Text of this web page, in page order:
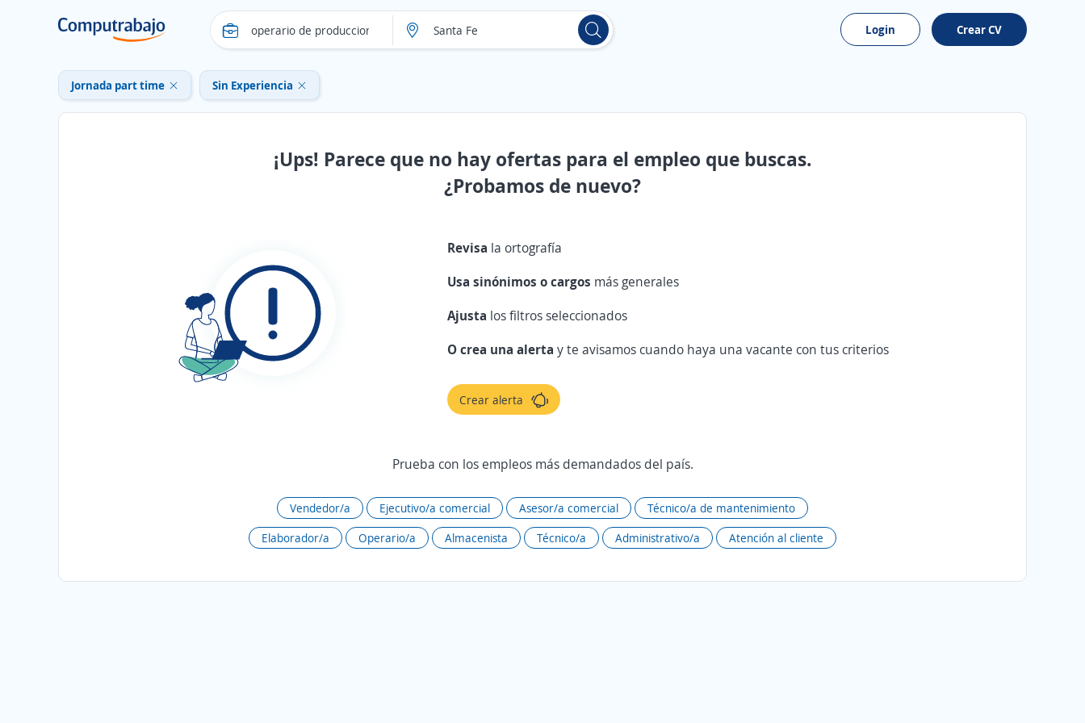
Login Crear CV
Jornada part time Sin Experiencia
¡Ups! Parece que no hay ofertas para el empleo que buscas.
¿Probamos de nuevo?
Revisa la ortografía
Usa sinónimos o cargos más generales
Ajusta los filtros seleccionados
O crea una alertay te avisamos cuando haya una vacante con tus criterios
Crear alerta
Prueba con los empleos más demandados del país.
Vendedor/a Ejecutivo/a comercial Asesor/a comercial
Técnico/a de mantenimiento
Elaborador/a
Operario/a Almacenista Técnico/a Administrativo/a Atención al cliente